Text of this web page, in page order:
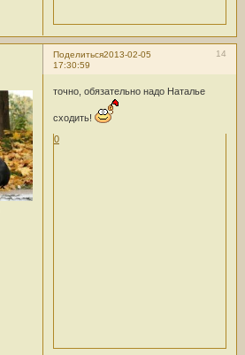
Поделиться 14
2013-02-05
17:30:59
точно, обязательно надо Наталье
сходить!
0